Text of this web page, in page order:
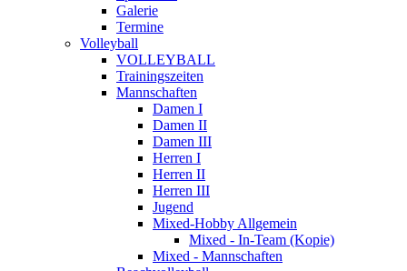
Galerie
Termine
Volleyball
VOLLEYBALL
Trainingszeiten
Mannschaften
Damen I
Damen II
Damen III
Herren I
Herren II
Herren III
Jugend
Mixed-Hobby Allgemein
Mixed - In-Team (Kopie)
Mixed - Mannschaften